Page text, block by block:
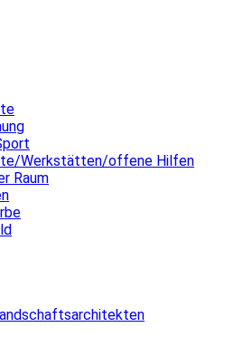
Werkstätten/offene Hilfen
Raum